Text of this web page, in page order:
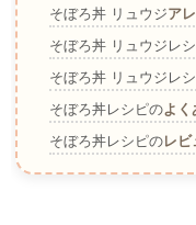
そぼろ丼 リュウジア
そぼろ丼 リュウジレ
そぼろ丼 リュウジレ
そぼろ丼レシピのよく
そぼろ丼レシピのレ